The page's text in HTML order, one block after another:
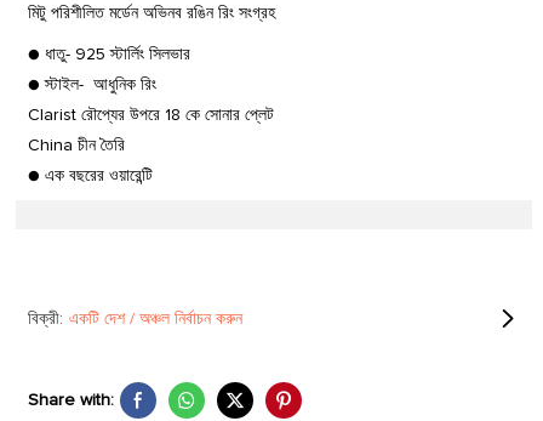
মিটু পরিশীলিত মর্ডেন অভিনব রঙিন রিং সংগ্রহ
● ধাতু- 925 স্টার্লিং সিলভার
● স্টাইল- আধুনিক রিং
Clarist রৌপ্যের উপরে 18 কে সোনার প্লেট
China চীন তৈরি
● এক বছরের ওয়ারেন্টি
বিক্রী: একটি দেশ / অঞ্চল নির্বাচন করুন
Share with: